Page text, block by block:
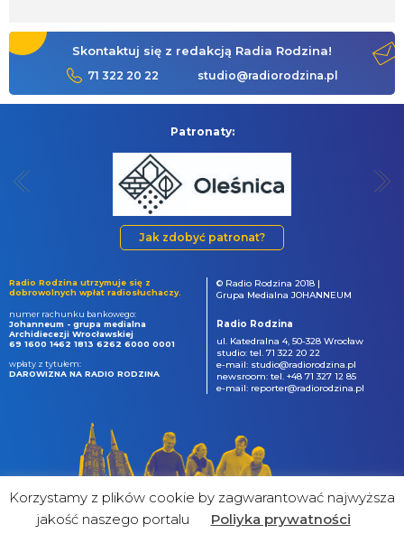
Skontaktuj się z redakcją Radia Rodzina!
71 322 20 22 studio@radiorodzina.pl
Patronaty:
Jak zdobyć patronat?
Radio Rodzina utrzymuje się z
dobrowolnych wpłat radiosłuchaczy.
numer rachunku bankowego:
Johanneum - grupa medialna
Archidiecezji Wrocławskiej
69 1600 1462 1813 6262 6000 0001
wpłaty z tytułem:
DAROWIZNA NA RADIO RODZINA
© Radio Rodzina 2018 |
Grupa Medialna JOHANNEUM
Radio Rodzina
ul. Katedralna 4, 50-328 Wrocław
studio: tel. 71 322 20 22
e-mail: studio@radiorodzina.pl
newsroom: tel. +48 71 327 12 85
e-mail: reporter@radiorodzina.pl
Korzystamy z plików cookie by zagwarantować najwyższa
jakość naszego portalu
Poliyka prywatności